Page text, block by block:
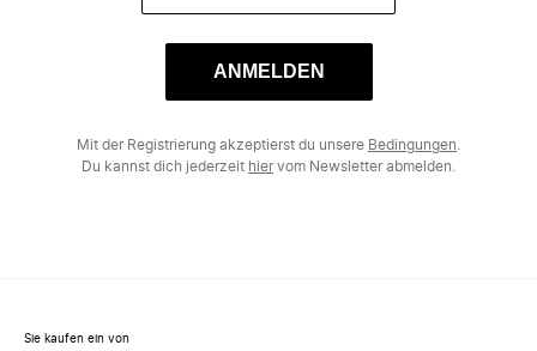
ANMELDEN
Mit der Registrierung akzeptierst du unsere Bedingungen
Du kannst dich jederzeit hiervom Newsletter abmelden.
Sie kaufen ein von